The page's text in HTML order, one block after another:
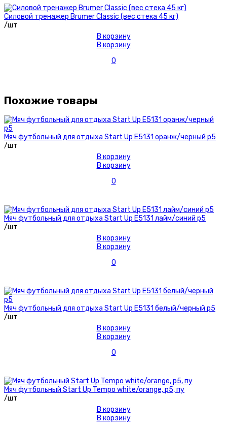
Силовой тренажер Brumer Classic (вес стека 45 кг)
/шт
В корзину
В корзину
0
Похожие товары
Мяч футбольный для отдыха Start Up E5131 оранж/черный р5
/шт
В корзину
В корзину
0
Мяч футбольный для отдыха Start Up E5131 лайм/синий р5
/шт
В корзину
В корзину
0
Мяч футбольный для отдыха Start Up E5131 белый/черный р5
/шт
В корзину
В корзину
0
Мяч футбольный Start Up Tempo white/orange, р5, пу
/шт
В корзину
В корзину